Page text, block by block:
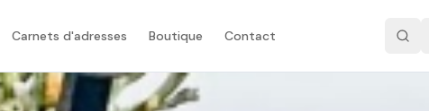
Carnets d'adresses Boutique Contact